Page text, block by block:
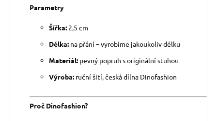
Parametry
Šířka: 2,5 cm
Délka: na přání – vyrobíme jakoukoliv délku
Materiál: pevný popruh s originální stuhou
Výroba: ruční šití, česká dílna Dinofashion
Proč Dinofashion?